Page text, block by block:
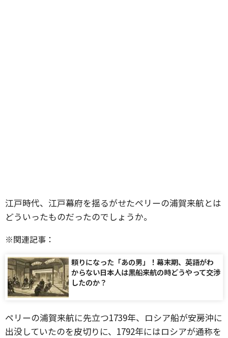
江戸時代、江戸幕府を揺るがせたペリーの浦賀来航とは
どういったものだったのでしょうか。
※関連記事：
頼りになった「あの男」！幕末期、英語がわ
からない日本人は黒船来航の時どうやって交渉
したのか？
ペリーの浦賀来航に先立つ1739年、ロシア船が安房沖に
出没していたのを皮切りに、1792年にはロシアが通称を